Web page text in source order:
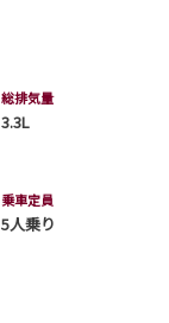
総排気量
3.3L
乗車定員
5人乗り